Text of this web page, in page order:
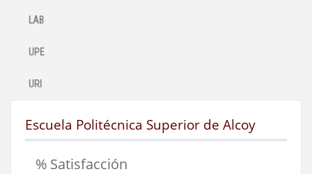
LAB
UPE
URI
Escuela Politécnica Superior de Alcoy
% Satisfacción